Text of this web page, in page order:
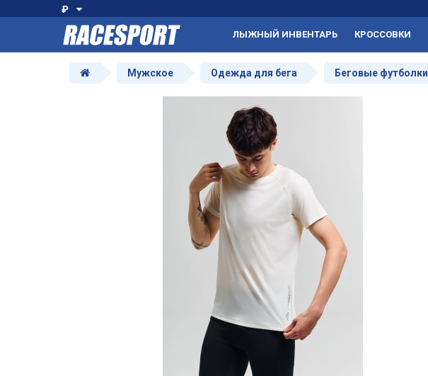
₽
ЛЫЖНЫЙ ИНВЕНТАРЬ КРОССОВКИ
Мужское Одежда для бега Беговые футболки